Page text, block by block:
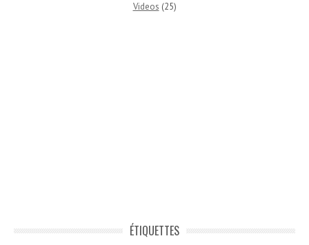
Videos (25)
ÉTIQUETTES